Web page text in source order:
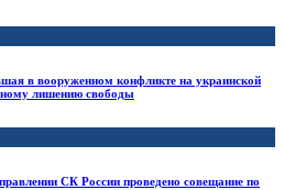
в вооруженном конфликте на украинской
лишению свободы
СК России проведено совещание по